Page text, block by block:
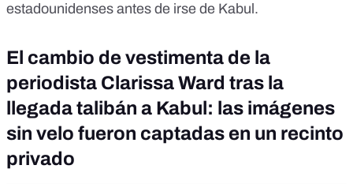
estadounidenses antes de irse de Kabul.
El cambio de vestimenta de la
periodista Clarissa Ward tras la
llegada talibán a Kabul: las imágenes
sin velo fueron captadas en un recinto
privado